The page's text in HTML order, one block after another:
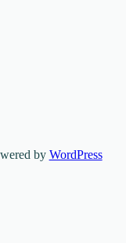
by WordPress